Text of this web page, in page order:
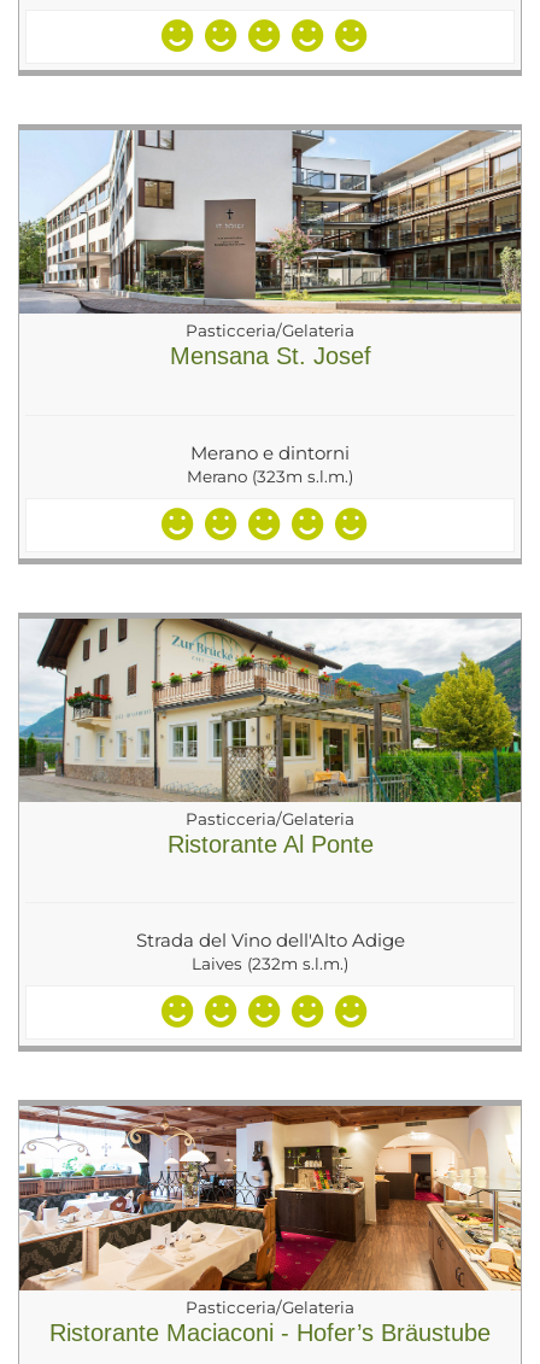
Pasticceria/Gelateria
Mensana St. Josef
Merano e dintorni
Merano (323m s.l.m.)
Pasticceria/Gelateria
Ristorante Al Ponte
Strada del Vino dell'Alto Adige
Laives (232m s.l.m.)
Pasticceria/Gelateria
Ristorante Maciaconi - Hofer’s Bräustube